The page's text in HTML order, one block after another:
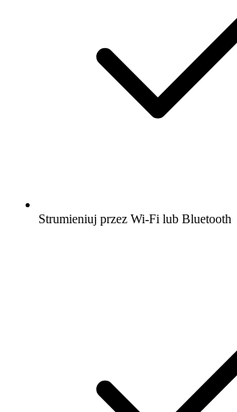
Strumieniuj przez Wi-Fi lub Bluetooth